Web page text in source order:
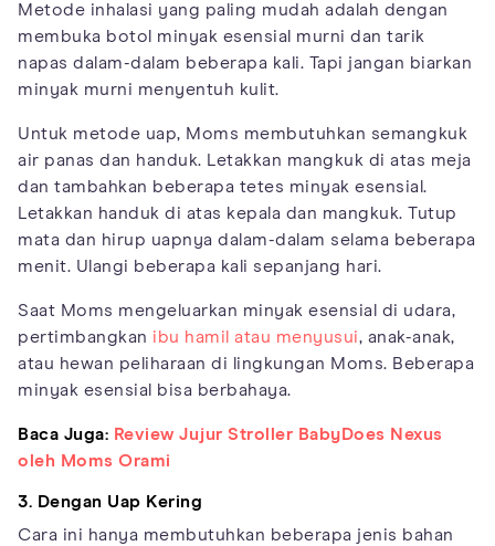
Metode inhalasi yang paling mudah adalah dengan
membuka botol minyak esensial murni dan tarik
napas dalam-dalam beberapa kali. Tapi jangan biarkan
minyak murni menyentuh kulit.
Untuk metode uap, Moms membutuhkan semangkuk
air panas dan handuk. Letakkan mangkuk di atas meja
dan tambahkan beberapa tetes minyak esensial.
Letakkan handuk di atas kepala dan mangkuk. Tutup
mata dan hirup uapnya dalam-dalam selama beberapa
menit. Ulangi beberapa kali sepanjang hari.
Saat Moms mengeluarkan minyak esensial di udara,
pertimbangkan ibu hamil atau menyusui, anak-anak,
atau hewan peliharaan di lingkungan Moms. Beberapa
minyak esensial bisa berbahaya.
Baca Juga: Review Jujur Stroller BabyDoes Nexus
oleh Moms Orami
3. Dengan Uap Kering
Cara ini hanya membutuhkan beberapa jenis bahan